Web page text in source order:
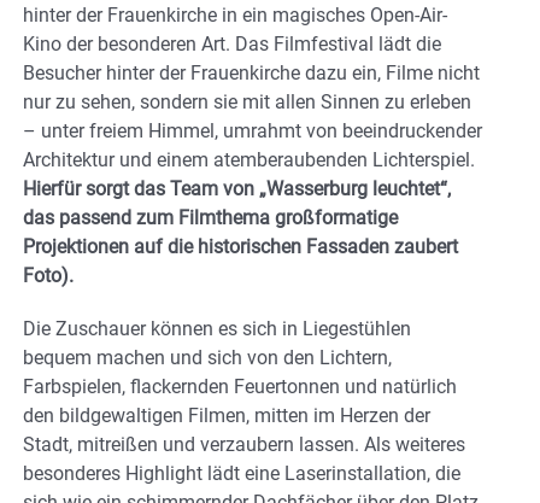
hinter der Frauenkirche in ein magisches Open-Air-
Kino der besonderen Art. Das Filmfestival lädt die
Besucher hinter der Frauenkirche dazu ein, Filme nicht
nur zu sehen, sondern sie mit allen Sinnen zu erleben
– unter freiem Himmel, umrahmt von beeindruckender
Architektur und einem atemberaubenden Lichterspiel.
Hierfür sorgt das Team von „Wasserburg leuchtet“,
das passend zum Filmthema großformatige
Projektionen auf die historischen Fassaden zaubert
Foto).
Die Zuschauer können es sich in Liegestühlen
bequem machen und sich von den Lichtern,
Farbspielen, flackernden Feuertonnen und natürlich
den bildgewaltigen Filmen, mitten im Herzen der
Stadt, mitreißen und verzaubern lassen. Als weiteres
besonderes Highlight lädt eine Laserinstallation, die